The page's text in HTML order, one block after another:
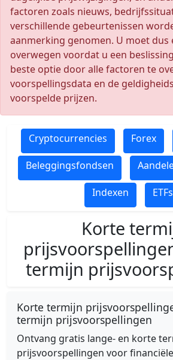
factoren zoals nieuws,
verschillende gebeurtenissen
aanmerking genomen. U moet dus
overwegen voordat u een
beste optie door alle factoren te
voorspellingsdata en de
voorspelde prijzen.
Cryptocurrencies Forex
Beleggingsfondsen
Indexen ETFs
Korte
termijn
Korte termijn
termijn prijsvoorspellingen
Ontvang gratis lange- en korte
prijsvoorspellingen voor